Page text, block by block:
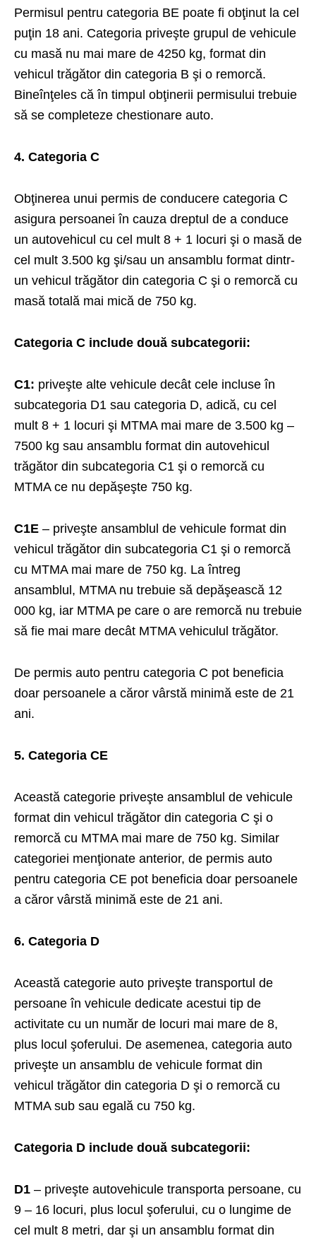
Permisul pentru categoria BE poate fi obţinut la cel
puţin 18 ani. Categoria priveşte grupul de vehicule
cu masă nu mai mare de 4250 kg, format din
vehicul trăgător din categoria B şi o remorcă.
Bineînţeles că în timpul obţinerii permisului trebuie
să se completeze chestionare auto.
4. Categoria C
Obţinerea unui permis de conducere categoria C
asigura persoanei în cauza dreptul de a conduce
un autovehicul cu cel mult 8 + 1 locuri şi o masă de
cel mult 3.500 kg şi/sau un ansamblu format dintr-
un vehicul trăgător din categoria C şi o remorcă cu
masă totală mai mică de 750 kg.
Categoria C include două subcategorii:
C1: priveşte alte vehicule decât cele incluse în
subcategoria D1 sau categoria D, adică, cu cel
mult 8 + 1 locuri şi MTMA mai mare de 3.500 kg –
7500 kg sau ansamblu format din autovehicul
trăgător din subcategoria C1 şi o remorcă cu
MTMA ce nu depăşeşte 750 kg.
C1E – priveşte ansamblul de vehicule format din
vehicul trăgător din subcategoria C1 şi o remorcă
cu MTMA mai mare de 750 kg. La întreg
ansamblul, MTMA nu trebuie să depăşească 12
000 kg, iar MTMA pe care o are remorcă nu trebuie
să fie mai mare decât MTMA vehiculul trăgător.
De permis auto pentru categoria C pot beneficia
doar persoanele a căror vârstă minimă este de 21
ani.
5. Categoria CE
Această categorie priveşte ansamblul de vehicule
format din vehicul trăgător din categoria C şi o
remorcă cu MTMA mai mare de 750 kg. Similar
categoriei menţionate anterior, de permis auto
pentru categoria CE pot beneficia doar persoanele
a căror vârstă minimă este de 21 ani.
6. Categoria D
Această categorie auto priveşte transportul de
persoane în vehicule dedicate acestui tip de
activitate cu un număr de locuri mai mare de 8,
plus locul şoferului. De asemenea, categoria auto
priveşte un ansamblu de vehicule format din
vehicul trăgător din categoria D şi o remorcă cu
MTMA sub sau egală cu 750 kg.
Categoria D include două subcategorii:
D1 – priveşte autovehicule transporta persoane, cu
9 – 16 locuri, plus locul şoferului, cu o lungime de
cel mult 8 metri, dar şi un ansamblu format din